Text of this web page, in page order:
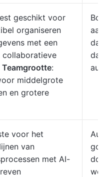
geschikt voor
organiseren
met een
collaboratieve
Teamgrootte:
middelgrote
en grotere
voor het
van
met AI-